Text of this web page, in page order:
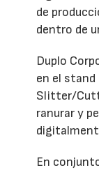
de
dentro de
Duplo
en el
Slitter/
ranurar y
En